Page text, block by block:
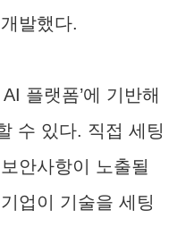
발했다.
플랫폼’에 기반해
수 있다. 직접 세팅
안사항이 노출될
업이 기술을 세팅